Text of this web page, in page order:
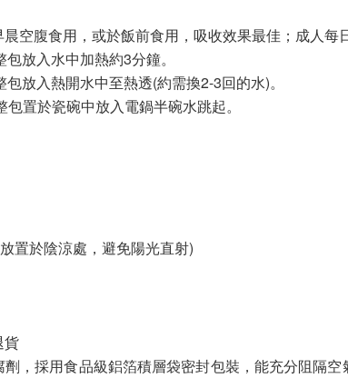
空腹食用，或於飯前食用，吸收效果最佳；成人每
放入水中加熱約3分鐘。
放入熱開水中至熱透(約需換2-3回的水)。
置於瓷碗中放入電鍋半碗水跳起。
置於陰涼處，避免陽光直射)
貨
，採用食品級鋁箔積層袋密封包裝，能充分阻隔